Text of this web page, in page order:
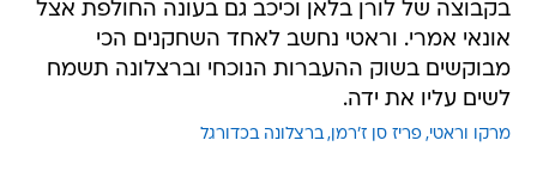
בקבוצה של לורן בלאן וכיכב גם בעונה החולפת אצל
אונאי אמרי. וראטי נחשב לאחד השחקנים הכי
מבוקשים בשוק ההעברות הנוכחי וברצלונה תשמח
לשים עליו את ידה.
מרקו וראטי פריז סן ז'רמן ברצלונה בכדורגל